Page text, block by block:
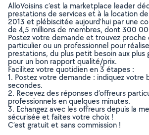
AlloVoisins c’est la marketplace leader
prestations de services et à la location
2013 et plébiscitée aujourd’hui par une
de 4,5 millions de membres, dont 300
Postez votre demande et trouvez proche
particulier ou un professionnel pour
prestations, du plus petit besoin aux plus
pour un bon rapport qualité/prix.
Facilitez votre quotidien en 3 étapes :
1. Postez votre demande : indiquez votre
secondes.
2. Recevez des réponses d’offreurs
professionnels en quelques minutes.
3. Echangez avec les offreurs depuis la
sécurisée et faites votre choix !
C’est gratuit et sans commission !